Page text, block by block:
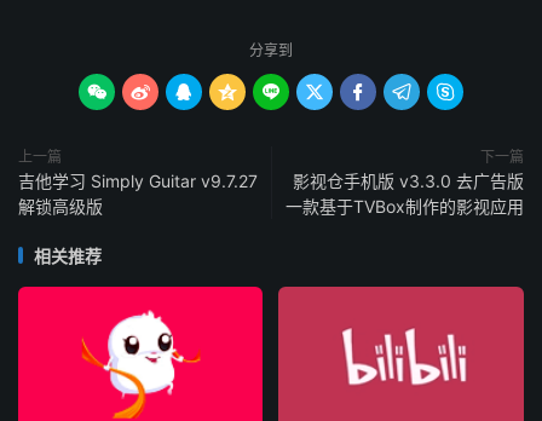
分享到
        
上一篇
吉他学习 Simply Guitar v9.7.27
解锁高级版
下一篇
影视仓手机版 v3.3.0 去广告版
一款基于TVBox制作的影视应用
相关推荐